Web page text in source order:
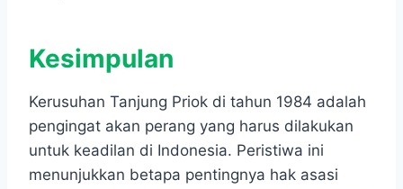
Kesimpulan
​Kerusuhan Tanjung Priok di tahun 1984 adalah
pengingat akan perang yang harus dilakukan
untuk keadilan di Indonesia.​ Peristiwa ini
menunjukkan betapa pentingnya hak asasi